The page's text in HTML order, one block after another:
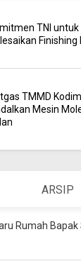
TNI
Finishing
TMMD
Mesin
ARSIP
Rumah